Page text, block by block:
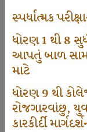
સ્પર્ધાત્મક
ધોરણ 1 થી 8
આપતું બાળ
માટે
ધોરણ 9 થી
રોજગારવાંછુ,
કારકીર્દી